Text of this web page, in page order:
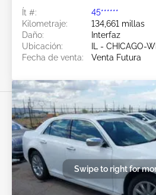
Ít #:
45******
Kilometraje:
134,661 millas
Daño:
Interfaz
Ubicación:
IL - CHICAGO-
Fecha de venta:
Venta Futura
Swipe to right for